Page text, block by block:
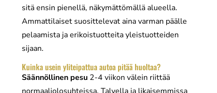
sitä ensin pienellä, näkymättömällä alueella.
Ammattilaiset suosittelevat aina varman päälle
pelaamista ja erikoistuotteita yleistuotteiden
sijaan.
Kuinka usein yliteipattua autoa pitää huoltaa?
Säännöllinen pesu2-4 viikon välein riittää